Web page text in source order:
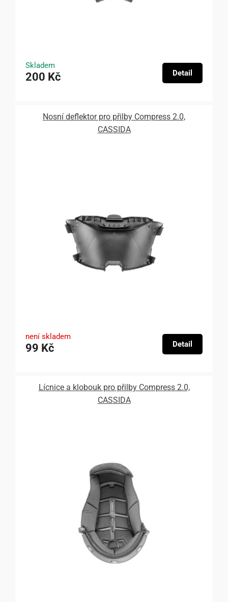
Skladem
200 Kč Detail
Nosní deflektor pro přilby Compress 2.0,
CASSIDA
není skladem
99 Kč Detail
Lícnice a klobouk pro přilby Compress 2.0,
CASSIDA